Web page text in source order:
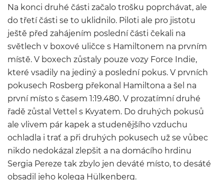
Na konci druhé části začalo trošku poprchávat, ale
do třetí části se to uklidnilo. Piloti ale pro jistotu
ještě před zahájením poslední části čekali na
světlech v boxové uličce s Hamiltonem na prvním
místě. V boxech zůstaly pouze vozy Force Indie,
které vsadily na jediný a poslední pokus. V prvních
pokusech Rosberg překonal Hamiltona a šel na
první místo s časem 1:19.480. V prozatímní druhé
řadě zůstal Vettel s Kvyatem. Do druhých pokusů
ale vlivem pár kapek a studenějšího vzduchu
ochladla i trať a při druhých pokusech už se vůbec
nikdo nedokázal zlepšit a na domácího hrdinu
Sergia Pereze tak zbylo jen deváté místo, to desáté
obsadil jeho kolega Hülkenberg.